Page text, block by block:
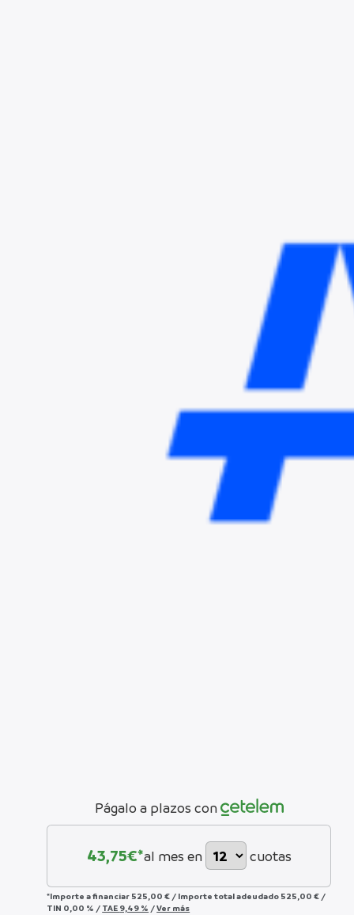
Págalo a plazos con
43,75€*al mes en cuotas
*Importe a financiar 525,00 € / Importe total adeudado 525,00 € /
TIN 0,00 % / TAE 9,49 % /Ver más